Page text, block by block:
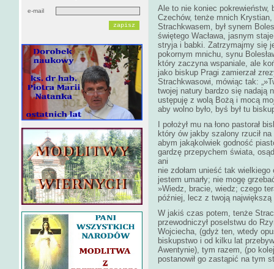
e-mail
Ale to nie koniec pokrewieństw,
Czechów, tenże mnich
Strachkwasem, był synem
świętego Wacława, jasnym
stryja i babki. Zatrzymajmy się
pokornym mnichu, synu
który zaczyna wspaniale, ale
jako biskup Pragi zamierzał
Strachkwasowi, mówiąc tak:
twojej natury bardzo się nadają
ustępuję z wolą Bożą i mocą
aby wolno było, byś był tu
I położył mu na łono pastorał
który ów jakby szalony rzucił
abym jakąkolwiek godność
gardzę przepychem świata,
ani
nie zdołam unieść tak
jestem umarły; nie mogę
»Wiedz, bracie, wiedz; czego
później, lecz z twoją największą
W jakiś czas potem, tenże
przewodniczył poselstwu do
Wojciecha, (gdyż ten, wtedy
biskupstwo i od kilku lat
Awentynie), tym razem, (po
postanowił go zastąpić na tym